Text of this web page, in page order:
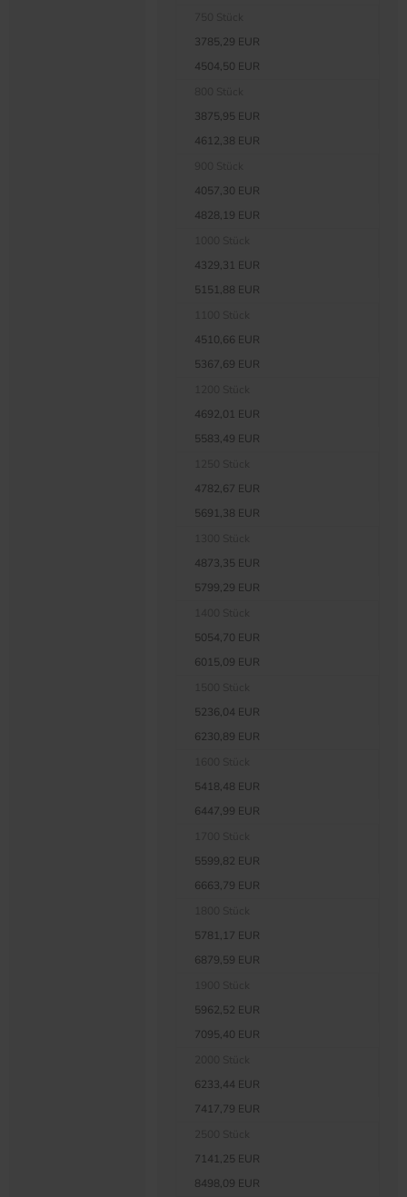
3785,29 EUR
4504,50 EUR
3875,95 EUR
4612,38 EUR
4057,30 EUR
4828,19 EUR
4329,31 EUR
5151,88 EUR
4510,66 EUR
5367,69 EUR
4692,01 EUR
5583,49 EUR
4782,67 EUR
5691,38 EUR
4873,35 EUR
5799,29 EUR
5054,70 EUR
6015,09 EUR
5236,04 EUR
6230,89 EUR
5418,48 EUR
6447,99 EUR
5599,82 EUR
6663,79 EUR
5781,17 EUR
6879,59 EUR
5962,52 EUR
7095,40 EUR
6233,44 EUR
7417,79 EUR
7141,25 EUR
8498,09 EUR